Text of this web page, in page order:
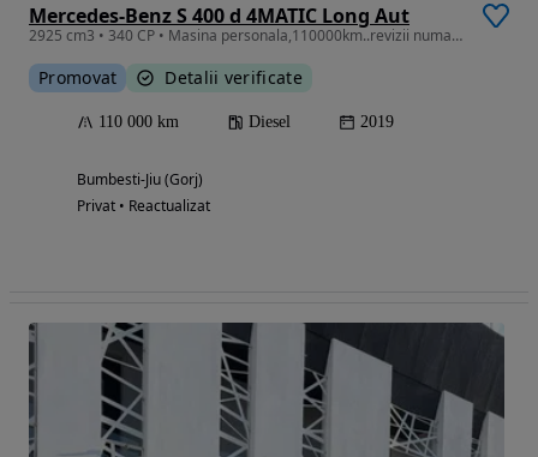
Mercedes-Benz S 400 d 4MATIC Long Aut
2925 cm3 • 340 CP • Masina personala,110000km..revizii numai la mercedes..se poate verific
Promovat Detalii verificate
110 000 km Diesel 2019
Bumbesti-Jiu (Gorj)
Privat • Reactualizat